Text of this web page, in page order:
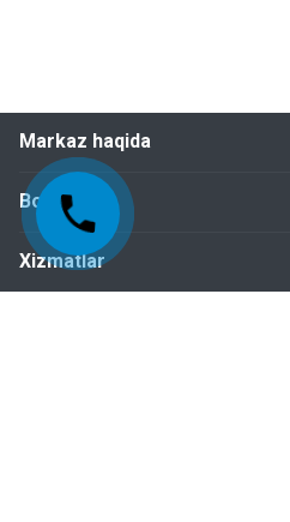
Markaz haqida
Bo‘limlar
Xizmatlar